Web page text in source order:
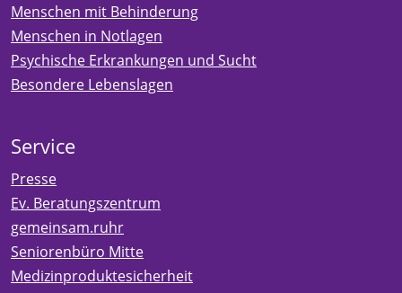
Menschen mit Behinderung
Menschen in Notlagen
Psychische Erkrankungen und Sucht
Besondere Lebenslagen
Service
Presse
Ev. Beratungszentrum
gemeinsam.ruhr
Seniorenbüro Mitte
Medizinproduktesicherheit